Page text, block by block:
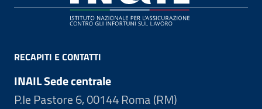
RECAPITI E CONTATTI
INAIL Sede centrale
P.le Pastore 6, 00144 Roma (RM)